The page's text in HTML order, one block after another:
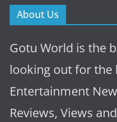
About Us
Gotu World is the
looking out for the
Entertainment
Reviews, Views